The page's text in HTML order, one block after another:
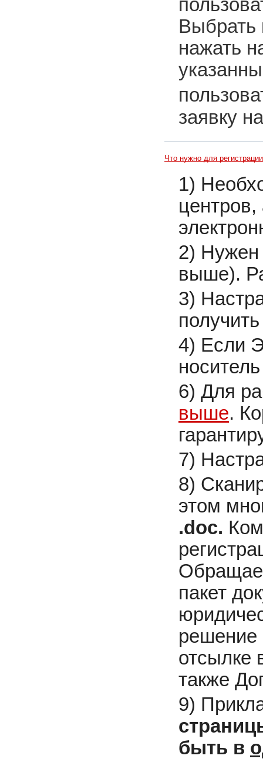
нажать
заявку
Что нужно для
1)
2) Нужен
выше).
3)
4) Если
6) Для
выше.
7)
8)
этом
.doc.
пакет
решение
отсылке
также
9)
быть в